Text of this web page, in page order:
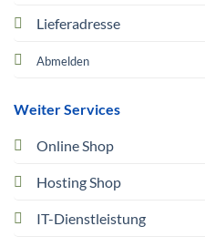
Lieferadresse
Abmelden
Weiter Services
Online Shop
Hosting Shop
IT-Dienstleistung